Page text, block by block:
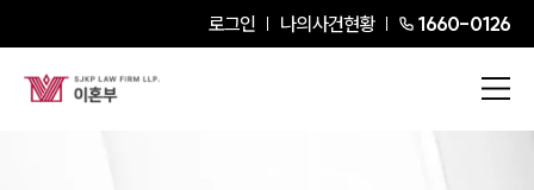
로그인 나의사건현황 1660-0126